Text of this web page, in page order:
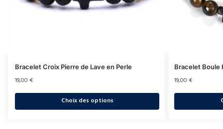
Bracelet Croix Pierre de Lave en Perle
19,00 €
Choix des options
Bracelet Boule
19,00 €